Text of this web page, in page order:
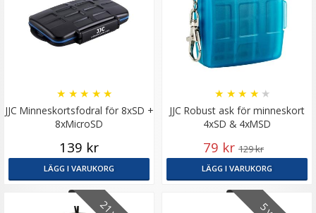
JJC Minneskortsfodral för 8xSD +
8xMicroSD
★ ★ ★ ★ ★
139 kr
LÄGG I VARUKORG
JJC Robust ask för minneskort
4xSD & 4xMSD
★ ★ ★ ★ ★
79 kr 129 kr
LÄGG I VARUKORG